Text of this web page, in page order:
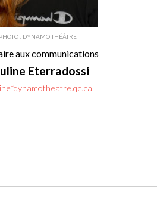
PHOTO : DYNAMO THÉÂTRE
aux communications
Eterradossi